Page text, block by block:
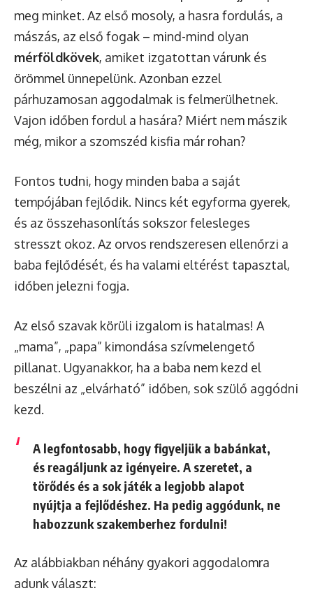
meg minket. Az első mosoly, a hasra fordulás, a
mászás, az első fogak – mind-mind olyan
mérföldkövek, amiket izgatottan várunk és
örömmel ünnepelünk. Azonban ezzel
párhuzamosan aggodalmak is felmerülhetnek.
Vajon időben fordul a hasára? Miért nem mászik
még, mikor a szomszéd kisfia már rohan?
Fontos tudni, hogy minden baba a saját
tempójában fejlődik. Nincs két egyforma gyerek,
és az összehasonlítás sokszor felesleges
stresszt okoz. Az orvos rendszeresen ellenőrzi a
baba fejlődését, és ha valami eltérést tapasztal,
időben jelezni fogja.
Az első szavak körüli izgalom is hatalmas! A
„mama”, „papa” kimondása szívmelengető
pillanat. Ugyanakkor, ha a baba nem kezd el
beszélni az „elvárható” időben, sok szülő aggódni
kezd.
A legfontosabb, hogy figyeljük a babánkat,
és reagáljunk az igényeire. A szeretet, a
törődés és a sok játék a legjobb alapot
nyújtja a fejlődéshez. Ha pedig aggódunk, ne
habozzunk szakemberhez fordulni!
Az alábbiakban néhány gyakori aggodalomra
adunk választ: